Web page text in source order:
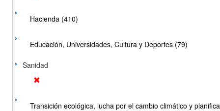
Hacienda (410)
Educación, Universidades, Cultura y Deportes (79)
Sanidad
Transición ecológica, lucha por el cambio climático y